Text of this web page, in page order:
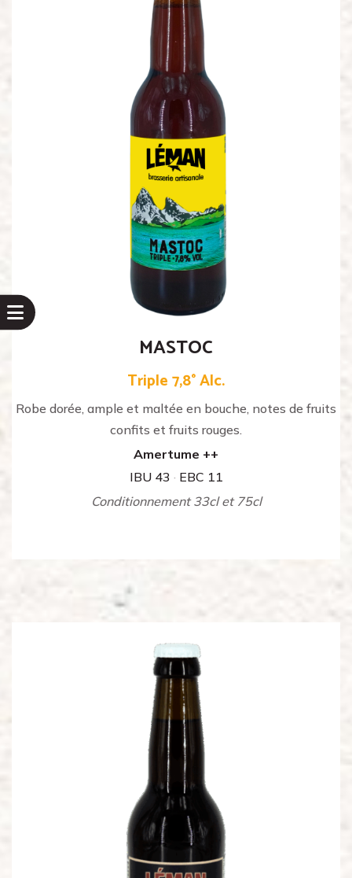
MASTOC
Triple 7,8° Alc.
Robe dorée, ample et maltée en bouche, notes de fruits
confits et fruits rouges.
Amertume ++
IBU 43 · EBC 11
Conditionnement 33cl et 75cl